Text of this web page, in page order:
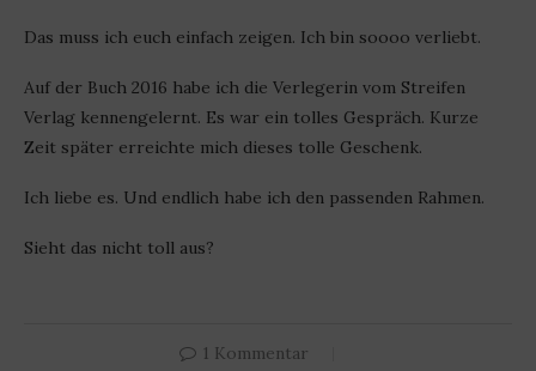
Das muss ich euch einfach zeigen. Ich bin soooo verliebt.
Auf der Buch 2016 habe ich die Verlegerin vom Streifen
Verlag kennengelernt. Es war ein tolles Gespräch. Kurze
Zeit später erreichte mich dieses tolle Geschenk.
Ich liebe es. Und endlich habe ich den passenden Rahmen.
Sieht das nicht toll aus?
1 Kommentar